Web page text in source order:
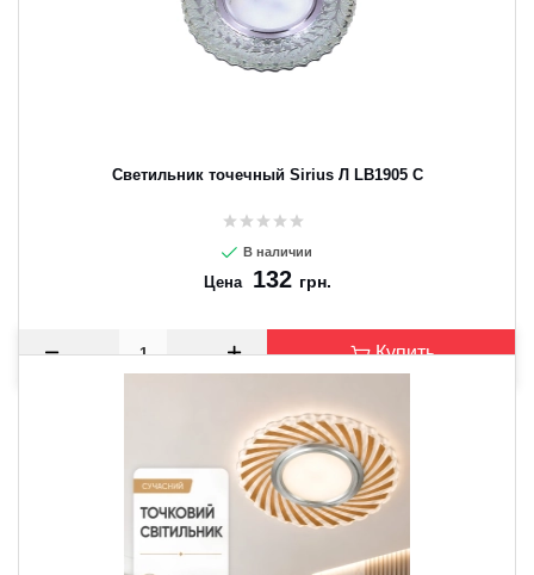
Светильник точечный Sirius Л LB1905 C
В наличии
Цена 132 грн.
Купить